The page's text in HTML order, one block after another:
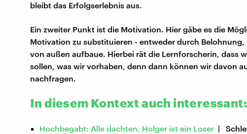
bleibt das Erfolgserlebnis aus.
Ein zweiter Punkt ist die Motivation. Hier gäbe es die
Motivation zu substituieren - entweder durch
von außen aufbaue. Hierbei rät die Lernforscherin, dass
sollen, was wir vorhaben, denn dann können wir davon
nachfragen.
In diesem Kontext auch interessant:
Hochbegabt: Alle dachten, Holger ist ein Loser |